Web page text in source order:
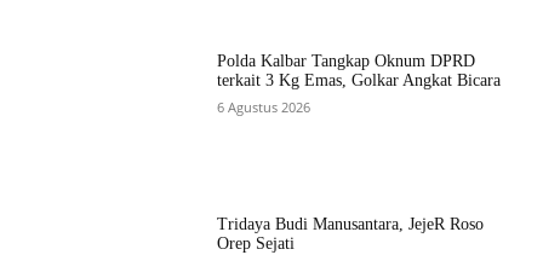
Polda Kalbar Tangkap Oknum DPRD
terkait 3 Kg Emas, Golkar Angkat Bicara
6 Agustus 2026
Tridaya Budi Manusantara, JejeR Roso
Orep Sejati